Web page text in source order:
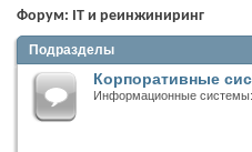
Форум: IT и реинжиниринг
Подразделы
Корпоративные
Информационные